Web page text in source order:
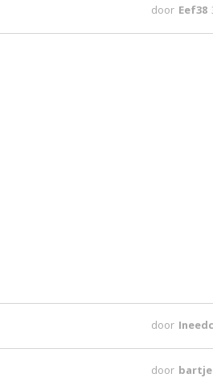
door Eef38
door
door